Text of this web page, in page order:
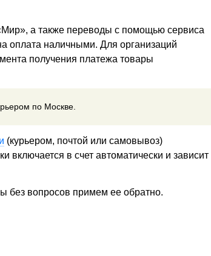
а также переводы с помощью сервиса
оплата наличными. Для организаций
получения платежа товары
по Москве.
(курьером, почтой или самовывоз)
включается в счет автоматически и зависит
без вопросов примем ее обратно.